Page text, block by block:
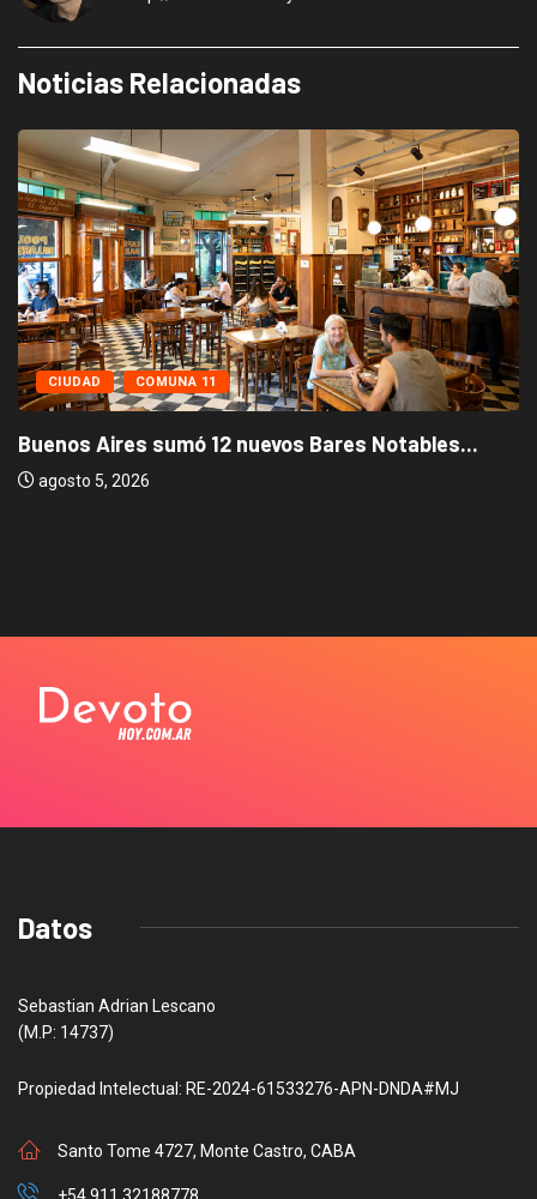
Noticias Relacionadas
CIUDAD COMUNA 11
Buenos Aires sumó 12 nuevos Bares Notables...
agosto 5, 2026
Datos
Sebastian Adrian Lescano
(M.P: 14737)
Propiedad Intelectual: RE-2024-61533276-APN-DNDA#MJ
Santo Tome 4727, Monte Castro, CABA
+54 911 32188778